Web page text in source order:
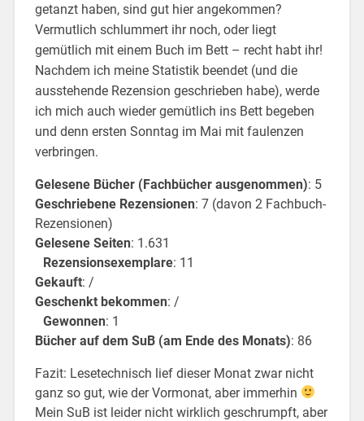
getanzt haben, sind gut hier angekommen?
Vermutlich schlummert ihr noch, oder liegt
gemütlich mit einem Buch im Bett – recht habt ihr!
Nachdem ich meine Statistik beendet (und die
ausstehende Rezension geschrieben habe), werde
ich mich auch wieder gemütlich ins Bett begeben
und denn ersten Sonntag im Mai mit faulenzen
verbringen.
Gelesene Bücher (Fachbücher ausgenommen): 5
Geschriebene Rezensionen: 7 (davon 2 Fachbuch-
Rezensionen)
Gelesene Seiten: 1.631
Rezensionsexemplare: 11
Gekauft: /
Geschenkt bekommen: /
Gewonnen: 1
Bücher auf dem SuB (am Ende des Monats): 86
Fazit: Lesetechnisch lief dieser Monat zwar nicht
ganz so gut, wie der Vormonat, aber immerhin
Mein SuB ist leider nicht wirklich geschrumpft, aber